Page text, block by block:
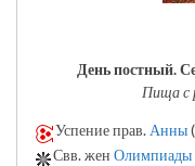
День постный.
Пища с
Успение прав. Анны(
Свв. жен Олимпиады